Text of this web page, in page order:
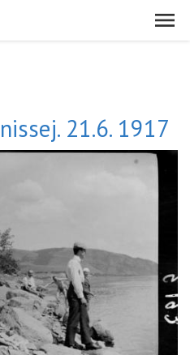
21.6. 1917